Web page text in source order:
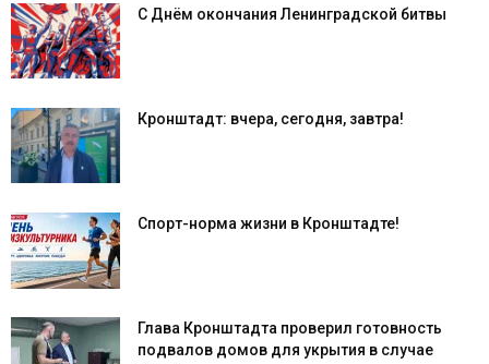
С Днём окончания Ленинградской битвы
Кронштадт: вчера, сегодня, завтра!
Спорт-норма жизни в Кронштадте!
Глава Кронштадта проверил готовность
подвалов домов для укрытия в случае